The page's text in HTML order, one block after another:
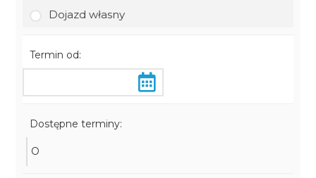
Dojazd własny
Termin od:
Dostępne terminy:
O